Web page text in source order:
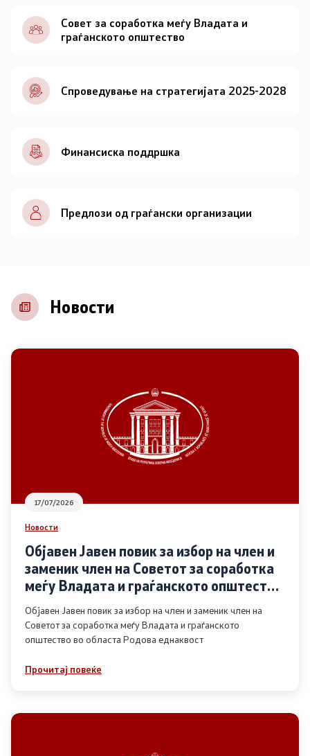
Документи
Совет
За советот
Документи
Записници и дневни редови од седниците на
Советот
Контакт
Основање на здружение
Дијалог меѓу Владата и граѓанскиот сектор
Отворени денови за иницијативи на граѓанските
организации
Финансиска поддршка
Совет за соработка меѓу Владата и
граѓанското општество
Спроведување на стратегијата 2025-2028
Финансиска поддршка
Предлози од граѓански организации
Новости
17/07/2026
Новости
Објавен Јавен повик за избор на член и
заменик член на Советот за соработка
меѓу Владата и граѓанското општество
во областа Родова еднаквост
Објавен Јавен повик за избор на член и заменик член на
Советот за соработка меѓу Владата и граѓанското
општество во областа Родова еднаквост
Прочитај повеќе